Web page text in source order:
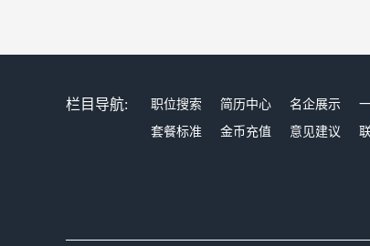
栏目导航: 职位搜索 简历中心 名企展示
套餐标准
金币充值 意见建议